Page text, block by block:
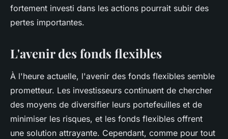
fortement investi dans les actions pourrait subir des
pertes importantes.
L'avenir des fonds flexibles
À l'heure actuelle, l'avenir des fonds flexibles semble
prometteur. Les investisseurs continuent de chercher
des moyens de diversifier leurs portefeuilles et de
minimiser les risques, et les fonds flexibles offrent
une solution attrayante. Cependant, comme pour tout